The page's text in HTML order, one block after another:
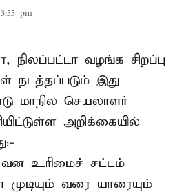
pm
நிலப்பட்டா வழங்க சிறப்பு
நடத்தப்படும் இது
மாநில செயலாளர்
அறிக்கையில்
வன உரிமைச் சட்டம்
வரை யாரையும்